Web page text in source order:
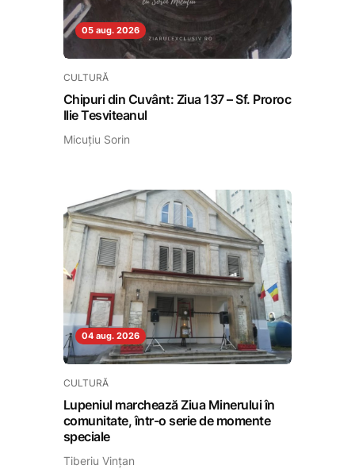
05 aug. 2026
CULTURĂ
Chipuri din Cuvânt: Ziua 137 – Sf. Proroc
Ilie Tesviteanul
Micuțiu Sorin
04 aug. 2026
CULTURĂ
Lupeniul marchează Ziua Minerului în
comunitate, într-o serie de momente
speciale
Tiberiu Vințan